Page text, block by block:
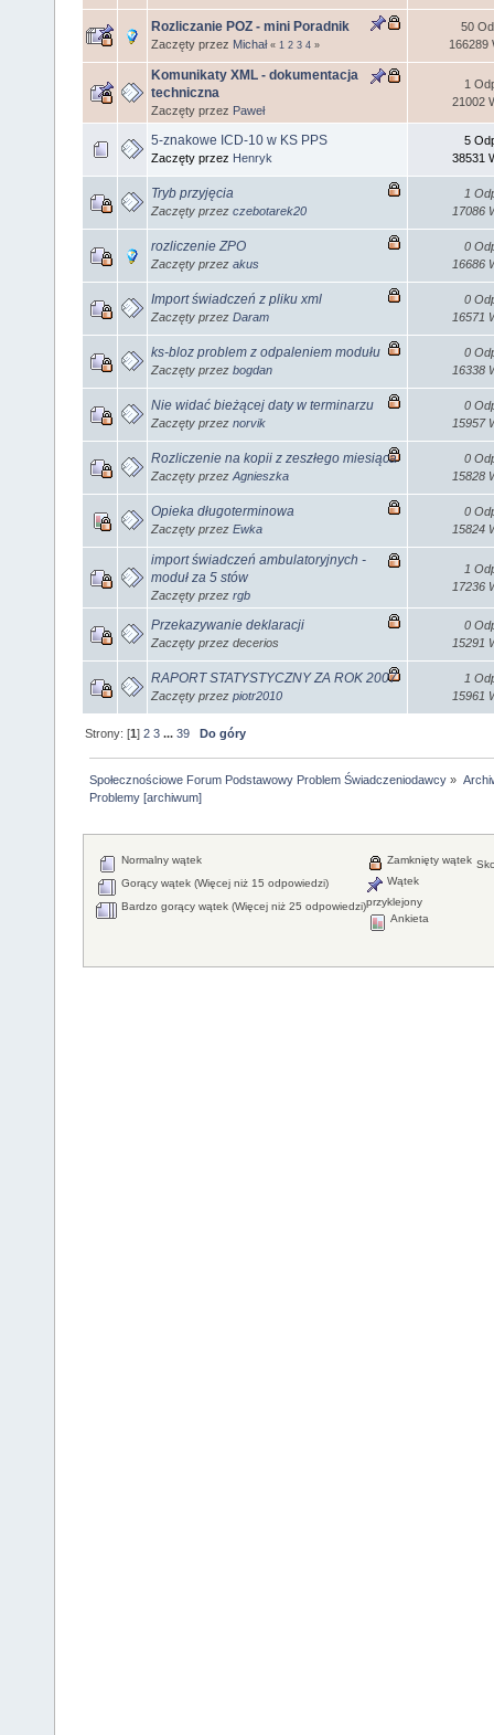
Rozliczanie POZ - mini Poradnik
Zaczęty przez Michał « 1 2 3 4 »
50
166289
Komunikaty XML - dokumentacja
techniczna
Zaczęty przez Paweł
1
21002
5-znakowe ICD-10 w KS PPS
Zaczęty przez Henryk
5
38531
Tryb przyjęcia
Zaczęty przez czebotarek20
1
17086
rozliczenie ZPO
Zaczęty przez akus
0
16686
Import świadczeń z pliku xml
Zaczęty przez Daram
0
16571
ks-bloz problem z odpaleniem modułu
Zaczęty przez bogdan
0
16338
Nie widać bieżącej daty w terminarzu
Zaczęty przez norvik
0
15957
Rozliczenie na kopii z zeszłego miesiąca
Zaczęty przez Agnieszka
0
15828
Opieka długoterminowa
Zaczęty przez Ewka
0
15824
import świadczeń ambulatoryjnych -
moduł za 5 stów
Zaczęty przez rgb
1
17236
Przekazywanie deklaracji
Zaczęty przez decerios
0
15291
RAPORT STATYSTYCZNY ZA ROK 2007
Zaczęty przez piotr2010
1
15961
Strony: [1]2 3 ...39 Do góry
Społecznościowe Forum Podstawowy Problem Świadczeniodawcy »
Problemy [archiwum]
Normalny wątek
Gorący wątek (Więcej niż 15 odpowiedzi)
Bardzo gorący wątek (Więcej niż 25 odpowiedzi)
Zamknięty wątek
Wątek
przyklejony
Ankieta